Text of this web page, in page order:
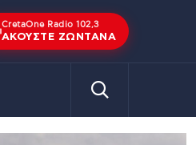
CretaOne Radio 102,3
ΑΚΟΎΣΤΕ ΖΩΝΤΑΝΆ